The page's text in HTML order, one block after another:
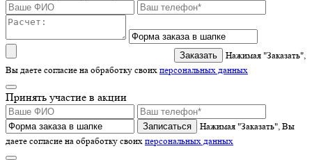
Нажимая "Заказать",
Вы даете согласие на обработку своих персональных данных
Принять участие в акции
Записаться
Нажимая "Заказать", Вы
даете согласие на обработку своих персональных данных